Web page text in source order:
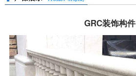
GRC装饰构件